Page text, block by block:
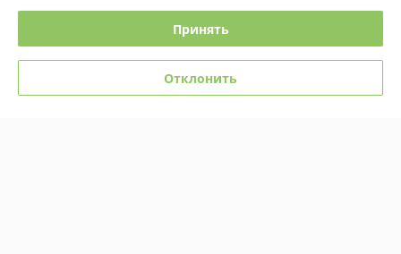
Юридическое лицо:Общество с ограниченной ответственностью
Принять
Отклонить